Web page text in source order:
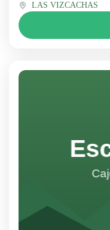
LAS VIZCACHAS